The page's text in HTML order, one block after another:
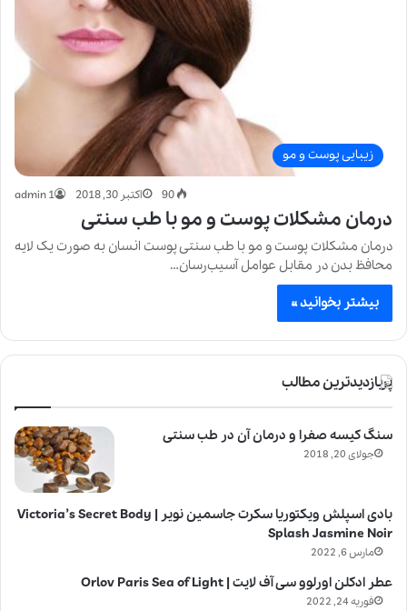
زیبایی پوست و مو
admin 1 اکتبر 30, 2018
درمان مشکلات پوست و مو با طب سنتی
درمان مشکلات پوست و مو با طب سنتی پوست انسان به صورت یک لایه
محافظ بدن در مقابل عوامل آسیب‌رسان…
بیشتر بخوانید »
پربازدیدترین مطالب
سنگ کیسه صفرا و درمان آن در طب سنتی
جولای 20, 2018
بادی اسپلش ویکتوریا سکرت جاسمین نویر | Victoria’s Secret Body
Splash Jasmine Noir
مارس 6, 2022
عطر ادکلن اورلوو سی آف لایت | Orlov Paris Sea of Light
فوریه 24, 2022